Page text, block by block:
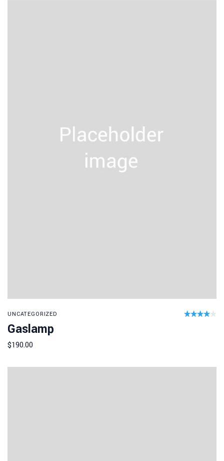
UNCATEGORIZED
Gaslamp
$190.00